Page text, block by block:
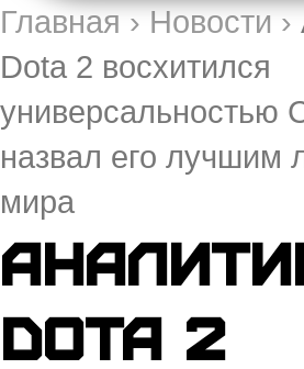
Главная›Новости›
Dota 2 восхитился
универсальностью
назвал его лучшим
мира
Dota 2